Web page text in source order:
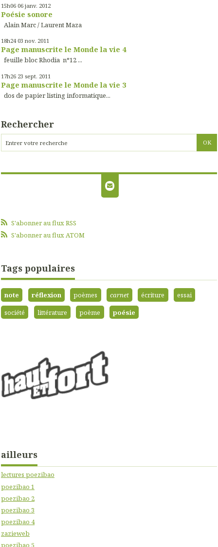
15h06 06 janv. 2012
Poésie sonore
Alain Marc / Laurent Maza
18h24 03 nov. 2011
Page manuscrite le Monde la vie 4
feuille bloc Rhodia n°12 ...
17h26 23 sept. 2011
Page manuscrite le Monde la vie 3
dos de papier listing informatique...
Rechercher
S'abonner au flux RSS
S'abonner au flux ATOM
Tags populaires
note réflexion poèmes carnet écriture
essai
société
littérature poème poésie
ailleurs
lectures poezibao
poezibao 1
poezibao 2
poezibao 3
poezibao 4
zazieweb
poezibao 5